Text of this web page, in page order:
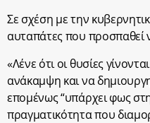
Σε σχέση με την
αυταπάτες που προσπαθεί
«Λένε ότι οι θυσίες
ανάκαμψη και να
επομένως “υπάρχει φως
πραγματικότητα που